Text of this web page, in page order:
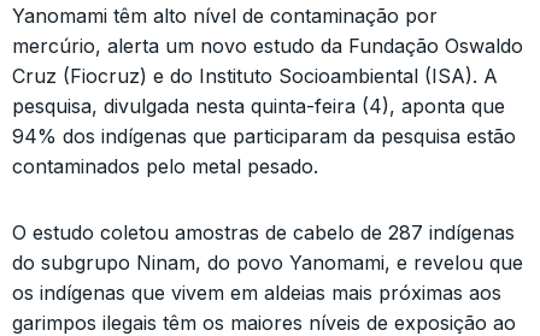
Yanomami têm alto nível de contaminação por
mercúrio, alerta um novo estudo da Fundação Oswaldo
Cruz (Fiocruz) e do Instituto Socioambiental (ISA). A
pesquisa, divulgada nesta quinta-feira (4), aponta que
94% dos indígenas que participaram da pesquisa estão
contaminados pelo metal pesado.
O estudo coletou amostras de cabelo de 287 indígenas
do subgrupo Ninam, do povo Yanomami, e revelou que
os indígenas que vivem em aldeias mais próximas aos
garimpos ilegais têm os maiores níveis de exposição ao